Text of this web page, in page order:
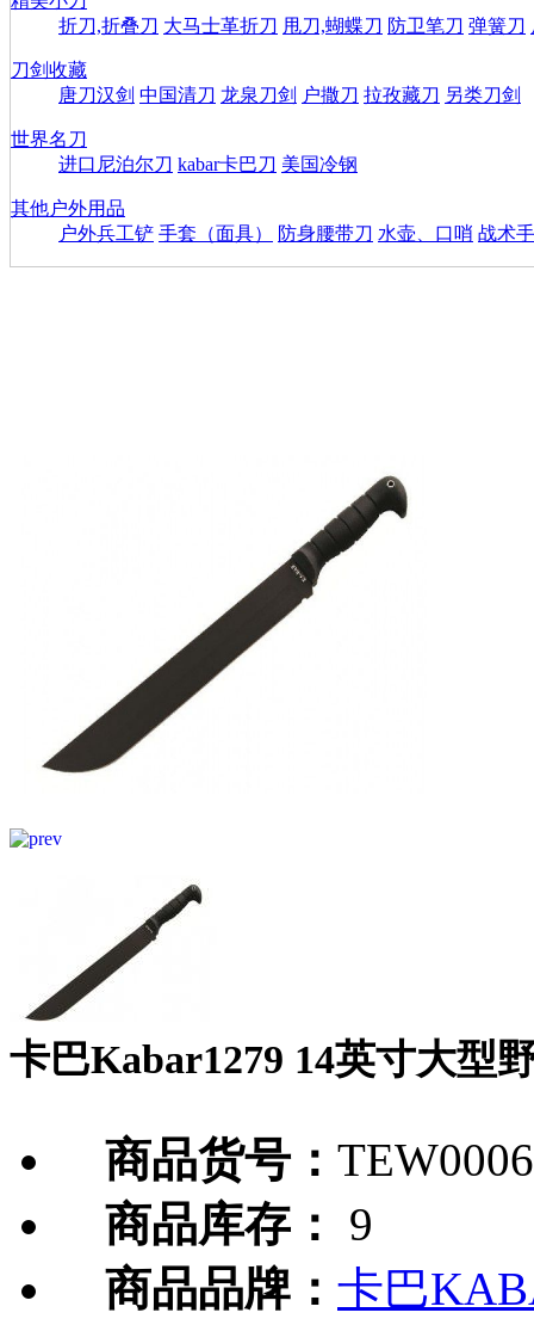
折刀,折叠刀 大马士革折刀 甩刀,蝴蝶刀 防卫笔刀 弹簧刀
刀剑收藏
唐刀汉剑 中国清刀 龙泉刀剑 户撒刀 拉孜藏刀 另类刀剑
世界名刀
进口尼泊尔刀 kabar卡巴刀 美国冷钢
其他户外用品
户外兵工铲 手套（面具） 防身腰带刀 水壶、口哨 战术
卡巴Kabar1279 14英寸大型
商品货号：
商品库存：
9
商品品牌： 卡巴